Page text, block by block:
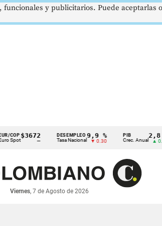
$3672
—
DESEMPLEO
Tasa Nacional
9,9 %
▼ 0.30
PIB
Crec. Anual
2,8 %
▲ 0.10
Viernes, 7 de Agosto de 2026
y publicitarios. Puede aceptarlas